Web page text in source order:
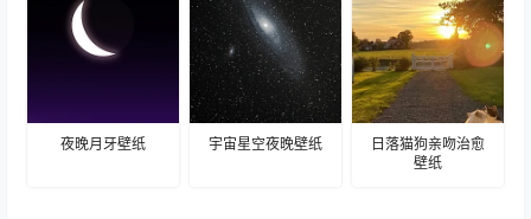
夜晚月牙壁纸 宇宙星空夜晚壁纸
日落猫狗亲吻治愈
壁纸